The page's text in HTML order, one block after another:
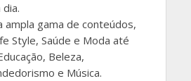
ampla gama de conteúdos,
Style, Saúde e Moda até
Beleza,
e Música.